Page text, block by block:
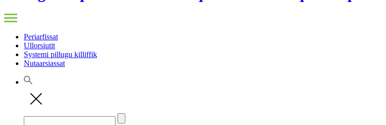
Periarfissat
Ullorsiutit
Systemi pillugu killiffik
Nutaarsiassat